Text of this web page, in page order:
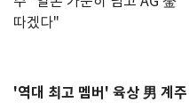
'역대 최고 멤버' 육상 男 계주